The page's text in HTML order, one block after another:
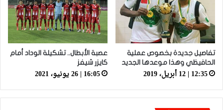
تفاصيل جديدة بخصوص عملية
الحافيظي وهذا موعدها الجديد
12:35 | 12 أبريل، 2019
عصبة الأبطال.. تشكيلة الوداد أمام
كايزر شيفز
16:05 | 26 يونيو، 2021